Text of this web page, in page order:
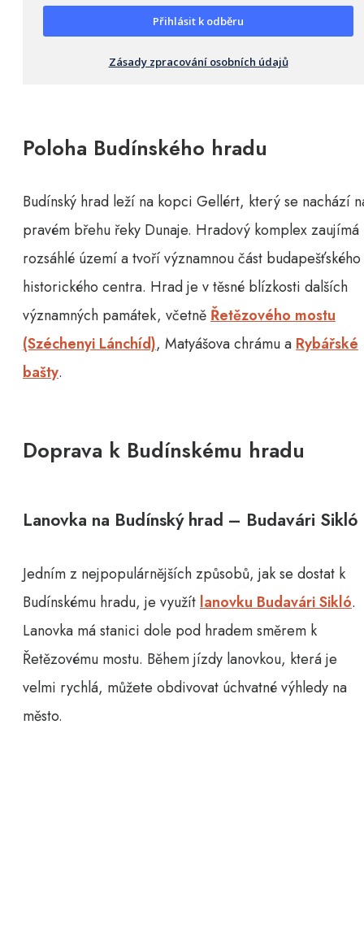
Přihlásit k odběru
Zásady zpracování osobních údajů
Poloha Budínského hradu
Budínský hrad leží na kopci Gellért, který se nachází
pravém břehu řeky Dunaje. Hradový komplex zaujímá
rozsáhlé území a tvoří významnou část budapešťského
historického centra. Hrad je v těsné blízkosti dalších
významných památek, včetně Řetězového mostu
(Széchenyi Lánchíd), Matyášova chrámu a Rybářské
bašty.
Doprava k Budínskému hradu
Lanovka na Budínský hrad – Budavári Sikló
Jedním z nejpopulárnějších způsobů, jak se dostat k
Budínskému hradu, je využít lanovku Budavári Sikló.
Lanovka má stanici dole pod hradem směrem k
Řetězovému mostu. Během jízdy lanovkou, která je
velmi rychlá, můžete obdivovat úchvatné výhledy na
město.